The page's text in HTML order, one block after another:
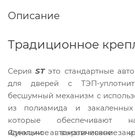
Описание
Традиционное
Серия ST это стандартные
для дверей с ТЭП-
бесшумный механизм с
из полиамида и закаленных
которые обеспечивают
идеальное выравнивание
Функции: автоматическое